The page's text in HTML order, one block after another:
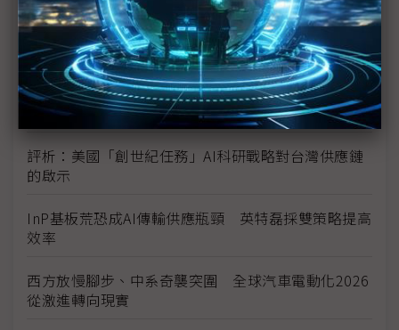
東南亞各國與美貿易協議持續推進 2026聚焦關鍵礦
產、轉口問題
陳立武與川普關鍵40分鐘會談 將政治阻力化為英特
爾資金
評析：美國「創世紀任務」AI科研戰略對台灣供應鏈
的啟示
InP基板荒恐成AI傳輸供應瓶頸 英特磊採雙策略提高
效率
西方放慢腳步、中系奇襲突圍 全球汽車電動化2026
從激進轉向現實